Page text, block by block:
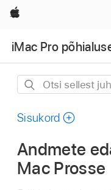
Apple
iMac Pro
Otsi
juhendist
Sisukord
Andmete
Mac Prosse